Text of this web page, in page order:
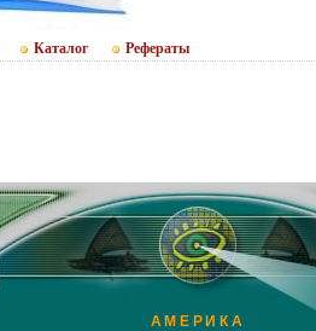
Каталог Рефераты
АМЕРИКА